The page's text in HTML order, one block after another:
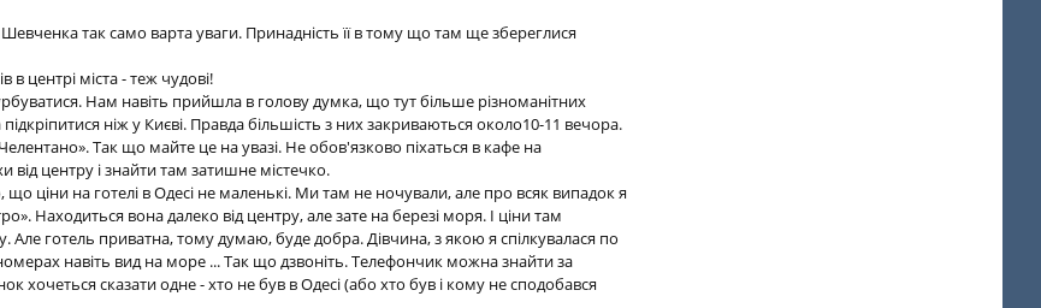
так само варта уваги. Принадність її в тому що там ще збереглися
центрі міста - теж чудові!
Нам навіть прийшла в голову думка, що тут більше різноманітних
ніж у Києві. Правда більшість з них закриваються около10-11 вечора.
Так що майте це на увазі. Не обов'язково піхаться в кафе на
від центру і знайти там затишне містечко.
ціни на готелі в Одесі не маленькі. Ми там не ночували, але про всяк випадок я
Находиться вона далеко від центру, але зате на березі моря. І ціни там
Але готель приватна, тому думаю, буде добра. Дівчина, з якою я спілкувалася по
навіть вид на море ... Так що дзвоніть. Телефончик можна знайти за
хочеться сказати одне - хто не був в Одесі (або хто був і кому не сподобався